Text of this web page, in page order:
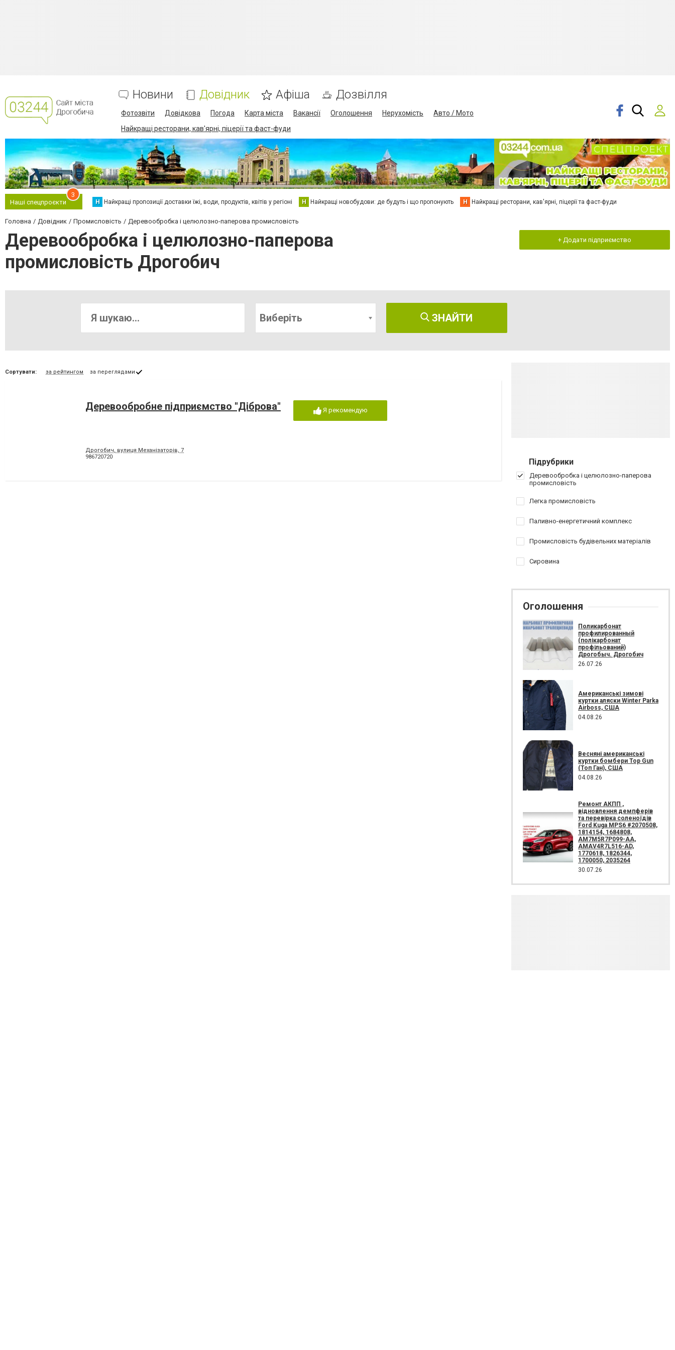
Новини Довідник Афіша Дозвілля
Фотозвіти Довідкова Погода Карта міста Вакансії Оголошення Нерухомість
Авто / Мото
Найкращі ресторани, кав'ярні, піцерії та фаст-фуди
Наші спецпроєкти
3
Н Найкращі пропозиції доставки їжі, води, продуктів, квітів у регіоні Н Найкращі новобудови: де будуть і що пропонують Н Найкращі ресторани, кав'ярні, піцерії та фаст-фуди
Головна Довідник Промисловість Деревообробка і целюлозно-паперова промисловість
Деревообробка і целюлозно-паперова
промисловість Дрогобич
+ Додати підприємство
Виберіть ЗНАЙТИ
Сортувати: за рейтингом за переглядами
Деревообробне підприємство "Діброва"
Дрогобич, вулиця Механізаторів, 7
986720720
Я рекомендую
Підрубрики
Деревообробка і целюлозно-паперова
промисловість
Легка промисловість
Паливно-енергетичний комплекс
Промисловість будівельних матеріалів
Сировина
Оголошення
Поликарбонат
профилированный
(полікарбонат
профільований)
Дрогобыч. Дрогобич
26.07.26
Американські зимові
куртки аляски Winter Parka
Airboss, США
04.08.26
Весняні американські
куртки бомбери Top Gun
(Топ Ган), США
04.08.26
Ремонт АКПП ,
відновлення демпферів
та перевірка соленоїдів
Ford Kuga MPS6 #2070508,
1814154, 1684808,
AM7M5R7P099-AA,
AMAV4R7L516-AD,
1770618, 1826344,
1700050, 2035264
30.07.26